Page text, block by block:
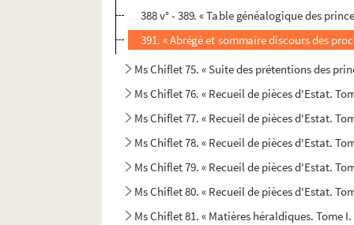
388 v° - 389. « Table généalogique des
391. « Abrégé et sommaire discours des
Ms Chiflet 75. « Suite des prétentions des
Ms Chiflet 76. « Recueil de pièces d'Estat.
Ms Chiflet 77. « Recueil de pièces d'Estat.
Ms Chiflet 78. « Recueil de pièces d'Estat.
Ms Chiflet 79. « Recueil de pièces d'Estat.
Ms Chiflet 80. « Recueil de pièces d'Estat.
Ms Chiflet 81. « Matières héraldiques. Tome I.